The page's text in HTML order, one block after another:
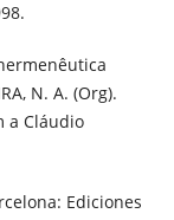
N. A. (Org).
a Cláudio
Ediciones